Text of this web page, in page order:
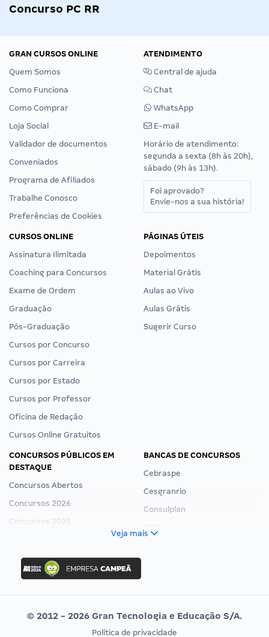
Concurso PC RR
GRAN CURSOS ONLINE
Quem Somos
Como Funciona
Como Comprar
Loja Social
Validador de documentos
Conveniados
Programa de Afiliados
Trabalhe Conosco
Preferências de Cookies
ATENDIMENTO
Central de ajuda
Chat
WhatsApp
E-mail
Horário de atendimento:
segunda a sexta (8h às 20h),
sábado (9h às 13h).
Foi aprovado?
Envie-nos a sua história!
CURSOS ONLINE
Assinatura Ilimitada
Coaching para Concursos
Exame de Ordem
Graduação
Pós-Graduação
Cursos por Concurso
Cursos por Carreira
Cursos por Estado
Cursos por Professor
Oficina de Redação
Cursos Online Gratuitos
PÁGINAS ÚTEIS
Depoimentos
Material Grátis
Aulas ao Vivo
Aulas Grátis
Sugerir Curso
CONCURSOS PÚBLICOS EM
DESTAQUE
Concursos Abertos
Concursos 2026
Concursos 2025
Concurso Ibama
Concurso MPU
Editais publicados
BANCAS DE CONCURSOS
Cebraspe
Cesgranrio
Consulplan
Vunesp
Veja mais
© 2012 - 2026 Gran Tecnologia e Educação S/A.
Política de privacidade